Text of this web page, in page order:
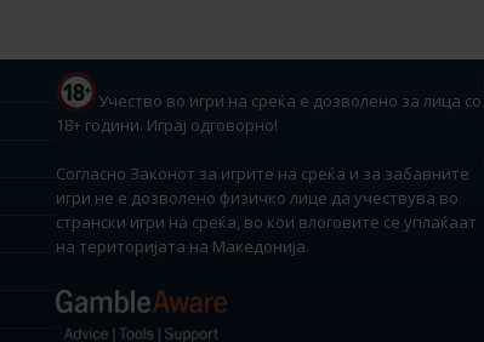
Учество во игри на среќа е дозволено за лица со
18+ години. Играј одговорно!
Согласно Законот за игрите на среќа и за забавните
игри не е дозволено физичко лице да учествува во
странски игри на среќа, во кои влоговите се уплаќаат
на територијата на Македонија.